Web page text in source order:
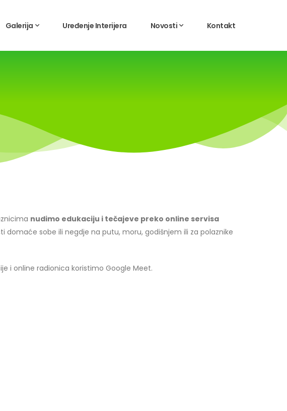
Galerija Uređenje Interijera Novosti Kontakt
nudimo edukaciju i tečajeve preko online servisa
domaće sobe ili negdje na putu, moru, godišnjem ili za polaznike
i online radionica koristimo Google Meet.